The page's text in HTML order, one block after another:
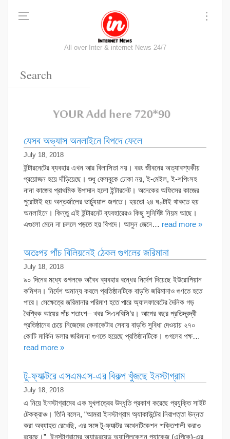
All over Inter & internet News 24/7
যেসব অভ্যাস অনলাইনে বিপদে ফেলে
July 18, 2018
ইন্টারনেটের ব্যবহার এখন আর বিলাসিতা নয়। বরং জীবনের অত্যাবশ্যকীয়
প্রয়োজন হয়ে দাঁড়িয়েছে। শুধু ফেসবুকে ঢোকা নয়, ই-মেইল, ই-শপিংসহ
নানা কাজের প্রাথমিক উপাদান হলো ইন্টারনেট। অনেকের অফিসের কাজের
পুরোটাই হয় অন্তর্জালের ভার্চ্যুয়াল জগতে। হয়তো ২৪ ঘণ্টাই থাকতে হয়
অনলাইনে। কিন্তু এই ইন্টারনেট ব্যবহারেরও কিছু সুনির্দিষ্ট নিয়ম আছে।
এগুলো মেনে না চললে পড়তে হয় বিপদে। আসুন জেনে… read more »
অতঃপর পাঁচ বিলিয়নেই ঠেকল গুগলের জরিমানা
July 18, 2018
৯০ দিনের মধ্যে গুগলকে অবৈধ ব্যবহার বন্ধের নির্দেশ দিয়েছে ইউরোপিয়ান
কমিশন। নির্দেশ অমান্য করলে প্রতিষ্ঠানটিকে বাড়তি জরিমানাও গুণতে হতে
পারে। সেক্ষেত্রে জরিমানার পরিমাণ হতে পারে অ্যালফাবেটের দৈনিক গড়
বৈশ্বিক আয়ের পাঁচ শতাংশ– খবর সিএনবিসি’র। আগের বছর প্রতিদ্বন্দ্বী
প্রতিষ্ঠানের চেয়ে নিজেদের কেনাকেটার সেবায় বাড়তি সুবিধা দেওয়ায় ২৭০
কোটি মার্কিন ডলার জরিমানা গুণতে হয়েছে প্রতিষ্ঠানটিকে। গুগলের পক্ষ…
read more »
টু-ফ্যাক্টরে এসএমএস-এর বিকল্প খুঁজছে ইনস্টাগ্রাম
July 18, 2018
এ নিয়ে ইনস্টাগ্রামের এক মুখপাত্রের উদ্ধৃতি প্রকাশ করেছে প্রযুক্তি সাইট
টেকক্রাঞ্চ। তিনি বলেন, “আমরা ইনস্টাগ্রাম অ্যাকাউন্টের নিরাপত্তা উন্নত
করা অব্যাহত রেখেছি, এর সঙ্গে টু-ফ্যাক্টর অথেনটিকেশন শক্তিশালী করাও
রয়েছে।” ইনস্টাগ্রামের অ্যান্ড্রয়েড অ্যাপ্লিকেশন প্যাকেজ (এপিকে)-এর